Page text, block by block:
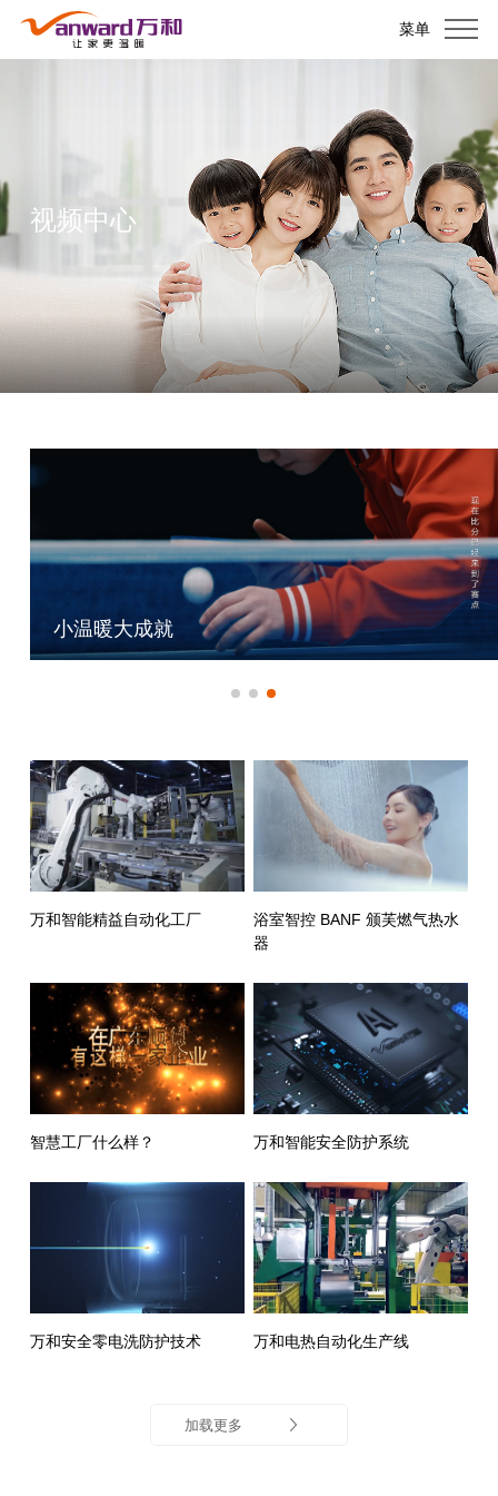
菜单
视频中心
小温暖大成就
万和智能精益自动化工厂
浴室智控 BANF 颁芙燃气热水
器
智慧工厂什么样？ 万和智能安全防护系统
万和安全零电洗防护技术 万和电热自动化生产线
加载更多